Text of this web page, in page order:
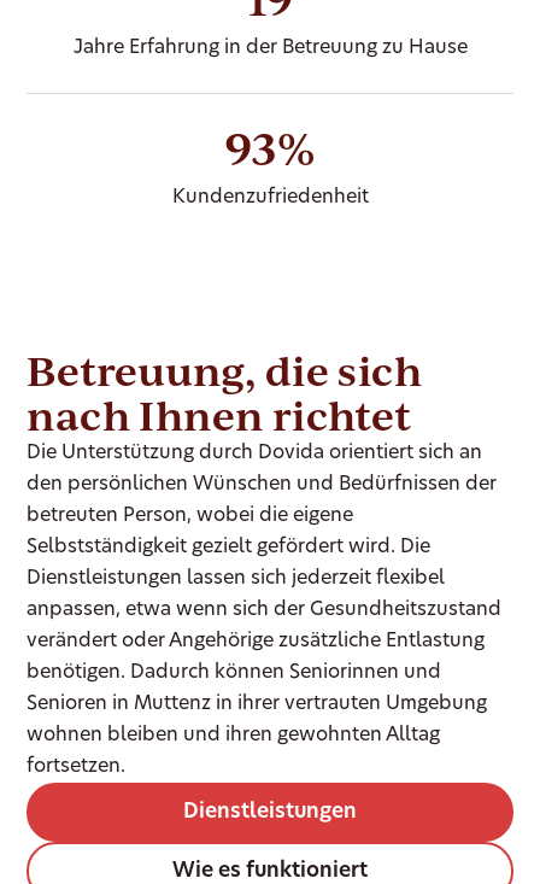
Jahre Erfahrung in der Betreuung zu Hause
93%
Kundenzufriedenheit
Betreuung, die sich
nach Ihnen richtet
Die Unterstützung durch Dovida orientiert sich an
den persönlichen Wünschen und Bedürfnissen der
betreuten Person, wobei die eigene
Selbstständigkeit gezielt gefördert wird. Die
Dienstleistungen lassen sich jederzeit flexibel
anpassen, etwa wenn sich der Gesundheitszustand
verändert oder Angehörige zusätzliche Entlastung
benötigen. Dadurch können Seniorinnen und
Senioren in Muttenz in ihrer vertrauten Umgebung
wohnen bleiben und ihren gewohnten Alltag
fortsetzen.
Dienstleistungen
Wie es funktioniert